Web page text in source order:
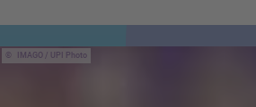
IMAGO / UPI Photo